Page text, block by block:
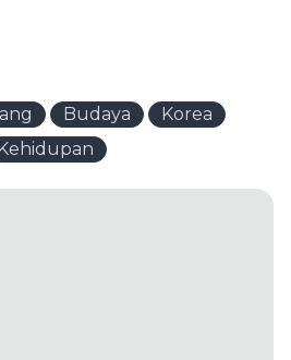
Budaya
Korea